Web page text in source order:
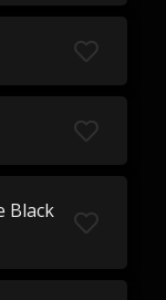
Black